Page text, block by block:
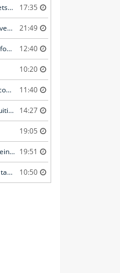
Automobilist rijdt door na aanrijding met fietster in Amersfoort 17:35
Scooterrijder gewond na val in Hooglanderveen 21:49
Brandweer in actie voor lekkende brandstofoplegger in Stroe 12:40
10:20
Afslaande fietser gewond bij botsing met scooterrijder in Katwijk 11:40
Botsing tussen voertuigen leidt tot wegafsluiting in Ommen 14:27
19:05
Man zwaargewond bij ongeval op privéterrein in Veghel 19:51
Brandweer verwijdert gevaarlijk hangende tak boven fietspad in Barneveld 10:50